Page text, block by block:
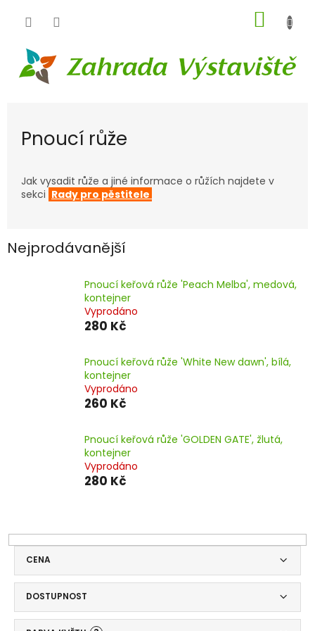
KOŠÍK
Pnoucí růže
Jak vysadit růže a jiné informace o růžích najdete v
sekci Rady pro pěstitele
Nejprodávanější
Pnoucí keřová růže 'Peach Melba', medová,
kontejner
Vyprodáno
280 Kč
Pnoucí keřová růže 'White New dawn', bílá,
kontejner
Vyprodáno
260 Kč
Pnoucí keřová růže 'GOLDEN GATE', žlutá,
kontejner
Vyprodáno
280 Kč
CENA
DOSTUPNOST